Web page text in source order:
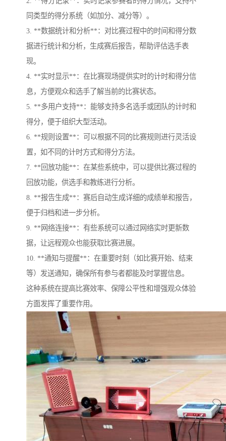
同类型的得分系统（如加分、减分等）。
3. **数据统计和分析**：对比赛过程中的时间和得分数
据进行统计和分析，生成赛后报告，帮助评估选手表
现。
4. **实时显示**：在比赛现场提供实时的计时和得分信
息，方便观众和选手了解当前的比赛状态。
5. **多用户支持**：能够支持多名选手或团队的计时和
得分，便于组织大型活动。
6. **规则设置**：可以根据不同的比赛规则进行灵活设
置，如不同的计时方式和得分方法。
7. **回放功能**：在某些系统中，可以提供比赛过程的
回放功能，供选手和教练进行分析。
8. **报告生成**：赛后自动生成详细的成绩单和报告，
便于归档和进一步分析。
9. **网络连接**：有些系统可以通过网络实时更新数
据，让远程观众也能获取比赛进展。
10. **通知与提醒**：在重要时刻（如比赛开始、结束
等）发送通知，确保所有参与者都能及时掌握信息。
这种系统在提高比赛效率、保障公平性和增强观众体验
方面发挥了重要作用。